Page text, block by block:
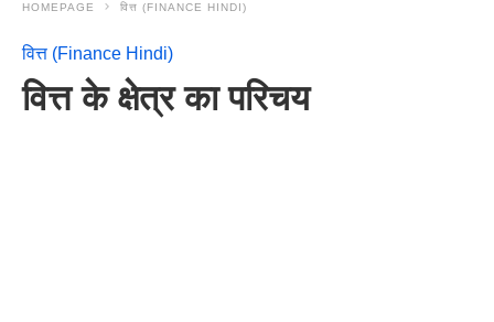
HOMEPAGE वित्त (FINANCE HINDI)
वित्त (Finance Hindi)
वित्त के क्षेत्र का परिचय